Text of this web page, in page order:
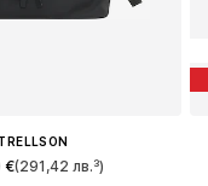
€(291,42 лв.³)